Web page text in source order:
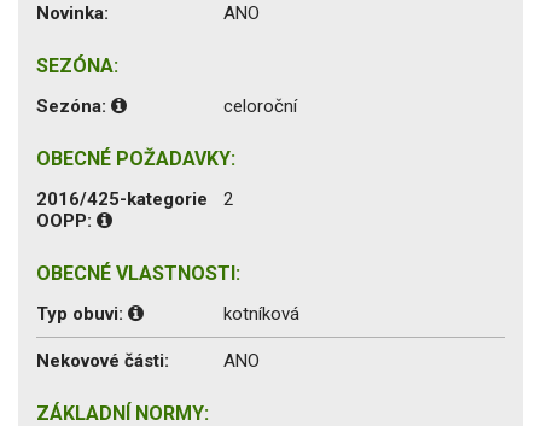
Novinka: ANO
SEZÓNA:
Sezóna: celoroční
OBECNÉ POŽADAVKY:
2016/425-kategorie
OOPP:
2
OBECNÉ VLASTNOSTI:
Typ obuvi: kotníková
Nekovové části: ANO
ZÁKLADNÍ NORMY: